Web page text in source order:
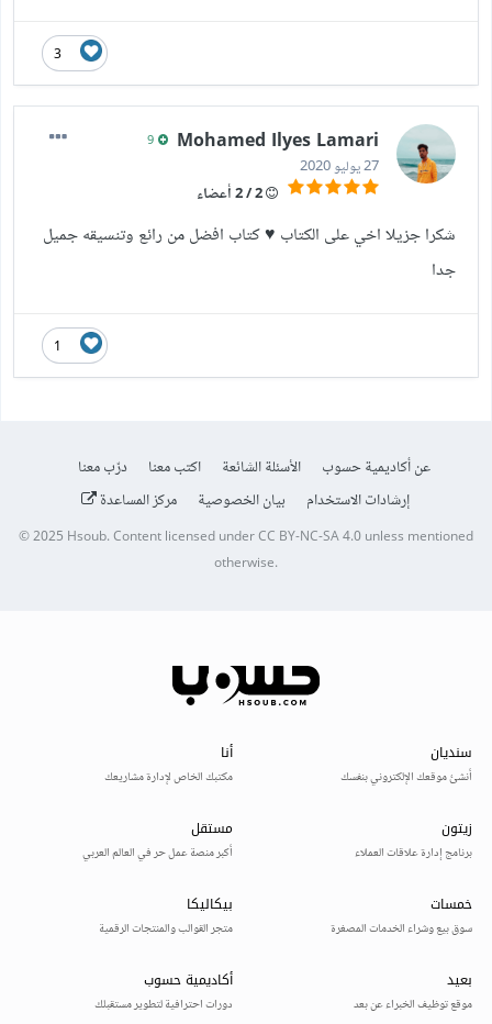
3
Mohamed Ilyes Lamari
27 يوليو 2020
شكرا جزيلا اخي على الكتاب ♥ كتاب افضل من رائع وتنسيقه جميل
جدا
1
عن أكاديمية حسوب الأسئلة الشائعة اكتب معنا
درّب معنا
إرشادات الاستخدام
بيان الخصوصية مركز المساعدة
© 2025 Hsoub.Content licensed underCC BY-NC-SA 4.0unless mentioned
otherwise.